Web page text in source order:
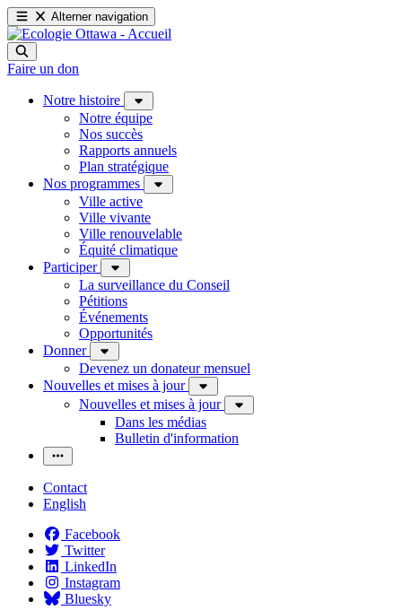
Alterner navigation
Faire un don
Notre histoire
Notre équipe
Nos succès
Rapports annuels
Plan stratégique
Nos programmes
Ville active
Ville vivante
Ville renouvelable
Équité climatique
Participer
La surveillance du Conseil
Pétitions
Événements
Opportunités
Donner
Devenez un donateur mensuel
Nouvelles et mises à jour
Nouvelles et mises à jour
Dans les médias
Bulletin d'information
Contact
English
Facebook
Twitter
LinkedIn
Instagram
Bluesky